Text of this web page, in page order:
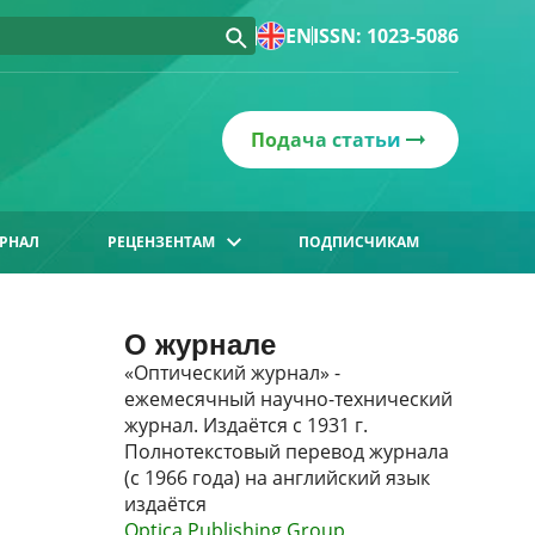
ENISSN: 1023-5086
Подача статьи
РЕЦЕНЗЕНТАМ ПОДПИСЧИКАМ
О журнале
«Оптический журнал» -
ежемесячный научно-технический
журнал. Издаётся с 1931 г.
Полнотекстовый перевод журнала
(с 1966 года) на английский язык
издаётся